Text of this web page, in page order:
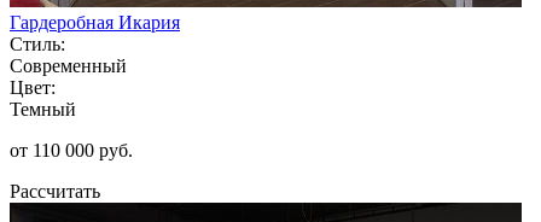
Гардеробная Икария
Стиль:
Современный
Цвет:
Темный
от 110 000 руб.
Рассчитать